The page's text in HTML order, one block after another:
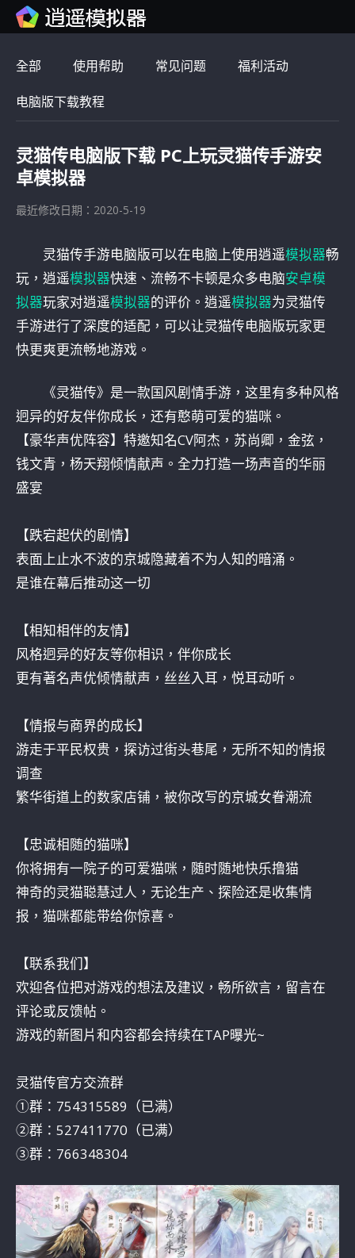
全部 使用帮助 常见问题 福利活动
电脑版下载教程
灵猫传电脑版下载 PC上玩灵猫传手游安
卓模拟器
最近修改日期：2020-5-19
灵猫传手游电脑版可以在电脑上使用逍遥模拟器畅
玩，逍遥模拟器快速、流畅不卡顿是众多电脑安卓模
拟器玩家对逍遥模拟器的评价。逍遥模拟器为灵猫传
手游进行了深度的适配，可以让灵猫传电脑版玩家更
快更爽更流畅地游戏。
《灵猫传》是一款国风剧情手游，这里有多种风格
迥异的好友伴你成长，还有憨萌可爱的猫咪。
【豪华声优阵容】特邀知名CV阿杰，苏尚卿，金弦，
钱文青，杨天翔倾情献声。全力打造一场声音的华丽
盛宴
【跌宕起伏的剧情】
表面上止水不波的京城隐藏着不为人知的暗涌。
是谁在幕后推动这一切
【相知相伴的友情】
风格迥异的好友等你相识，伴你成长
更有著名声优倾情献声，丝丝入耳，悦耳动听。
【情报与商界的成长】
游走于平民权贵，探访过街头巷尾，无所不知的情报
调查
繁华街道上的数家店铺，被你改写的京城女眷潮流
【忠诚相随的猫咪】
你将拥有一院子的可爱猫咪，随时随地快乐撸猫
神奇的灵猫聪慧过人，无论生产、探险还是收集情
报，猫咪都能带给你惊喜。
【联系我们】
欢迎各位把对游戏的想法及建议，畅所欲言，留言在
评论或反馈帖。
游戏的新图片和内容都会持续在TAP曝光~
灵猫传官方交流群
①群：754315589（已满）
②群：527411770（已满）
③群：766348304